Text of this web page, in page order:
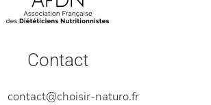
Contact
contact@choisir-naturo.fr